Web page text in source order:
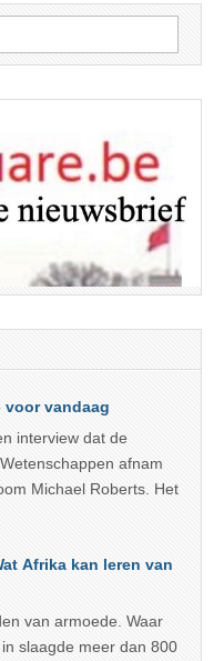
vandaag
interview dat de
afnam
Michael Roberts. Het
Afrika kan leren van
van armoede. Waar
slaagde meer dan 800